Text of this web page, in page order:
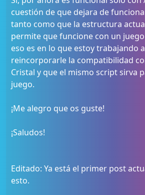
cuestión de que dejara de
tanto como que la estructura
permite que funcione con un juego
eso es en lo que estoy trabajando
reincorporarle la compatibilidad
Cristal y que el mismo script sirva
juego.
¡Me alegro que os guste!
¡Saludos!
Editado: Ya está el primer post
esto.